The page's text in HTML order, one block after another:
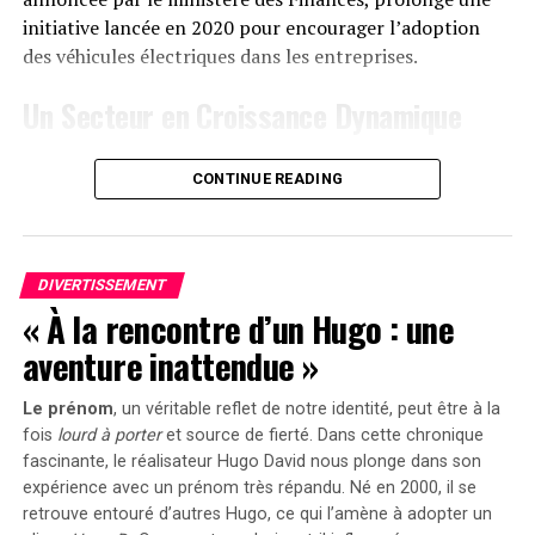
« early bird » sera active du20 janvier au 23 février
2025, permettant aux acheteurs intéressés d’acquérir
le Solarbank 2 AC représente une avancée significative
engagement envers la durabilité environnementale.
initiative lancée en 2020 pour encourager l’adoption
des véhicules électriques dans les entreprises.
Cette prolongation intervient à un moment clé, alors
que le marché des voitures électriques continue
En2023, les particuliers représentent désormais 84%
des acquisitions de véhicules électriques, contre
seulement 68% en 2018.
Concrètement,cette mesure permet aux sociétés
d’installer gratuitement des bornes de recharge pour
leurs employés sans impact fiscal. Les frais liés à
l’électricité pour ces recharges ne seront pas pris en
compte dans le calcul des avantages en nature. De plus,
CONTINUE READING
DIVERTISSEMENT
« À la rencontre d’un Hugo : une
aventure inattendue »
Le prénom, un véritable reflet de notre identité, peut être à la
fois lourd à porteret source de fierté. Dans cette chronique
fascinante, le réalisateur Hugo David nous plonge dans son
expérience avec un prénom très répandu. Né en 2000, il se
retrouve entouré d’autres Hugo, ce qui l’amène à adopter un